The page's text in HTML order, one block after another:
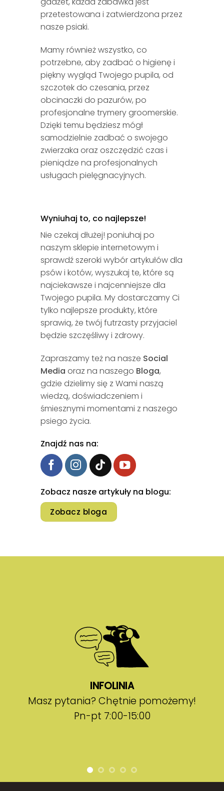
przetestowana i zatwierdzona przez
nasze psiaki.
Mamy również wszystko, co
potrzebne, aby zadbać o higienę i
piękny wygląd Twojego pupila, od
szczotek do czesania, przez
obcinaczki do pazurów, po
profesjonalne trymery groomerskie.
Dzięki temu będziesz mógł
samodzielnie zadbać o swojego
zwierzaka oraz oszczędzić czas i
pieniądze na profesjonalnych
usługach pielęgnacyjnych.
Wyniuhaj to, co najlepsze!
Nie czekaj dłużej! poniuhaj po
naszym sklepie internetowym i
sprawdź szeroki wybór artykułów dla
psów i kotów, wyszukaj te, które są
najciekawsze i najcenniejsze dla
Twojego pupila. My dostarczamy Ci
tylko najlepsze produkty, które
sprawią, że twój futrzasty przyjaciel
będzie szczęśliwy i zdrowy.
Zapraszamy też na nasze Social
Media oraz na naszego Bloga,
gdzie dzielimy się z Wami naszą
wiedzą, doświadczeniem i
śmiesznymi momentami z naszego
psiego życia.
Znajdź nas na:
Zobacz nasze artykuły na blogu:
Zobacz bloga
INFOLINIA
Masz pytania? Chętnie pomożemy!
Pn-pt 7:00-15:00